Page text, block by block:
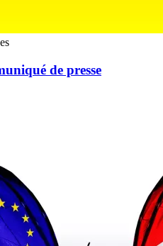
de presse